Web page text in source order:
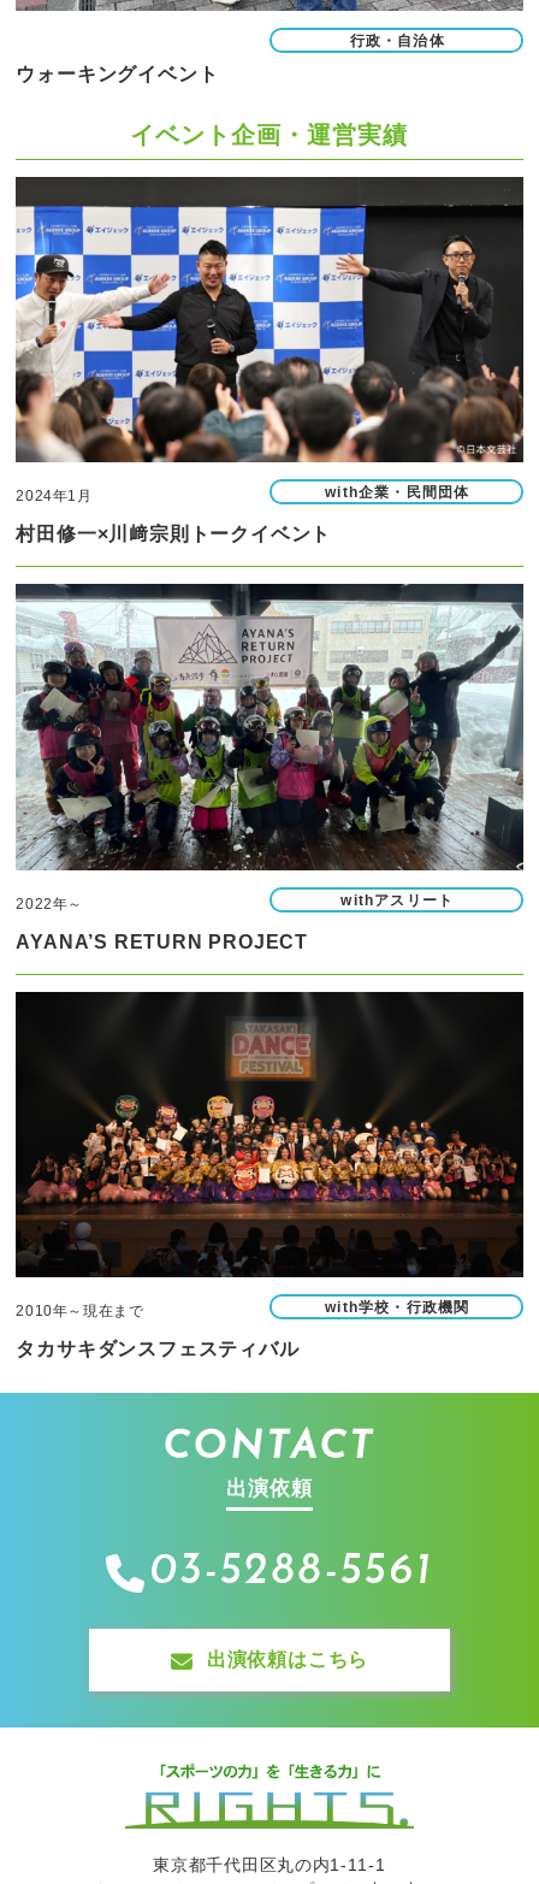
行政・自治体
ウォーキングイベント
イベント企画・運営実績
2024年1月 with企業・民間団体
村田修一×川﨑宗則トークイベント
2022年～ withアスリート
AYANA’S RETURN PROJECT
2010年～現在まで with学校・行政機関
タカサキダンスフェスティバル
CONTACT
出演依頼
03-5288-5561
出演依頼はこちら
東京都千代田区丸の内1-11-1